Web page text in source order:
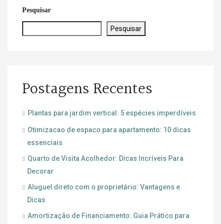
Pesquisar
Pesquisar
Postagens Recentes
Plantas para jardim vertical: 5 espécies imperdíveis
Otimizacao de espaco para apartamento: 10 dicas
essenciais
Quarto de Visita Acolhedor: Dicas Incríveis Para
Decorar
Aluguel direto com o proprietário: Vantagens e
Dicas
Amortização de Financiamento: Guia Prático para